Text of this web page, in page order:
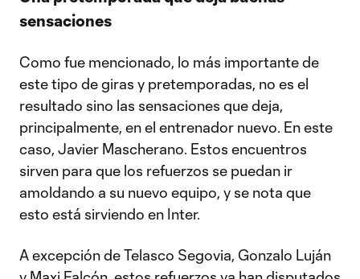
sensaciones
Como fue mencionado, lo más importante de
este tipo de giras y pretemporadas, no es el
resultado sino las sensaciones que deja,
principalmente, en el entrenador nuevo. En este
caso, Javier Mascherano. Estos encuentros
sirven para que los refuerzos se puedan ir
amoldando a su nuevo equipo, y se nota que
esto está sirviendo en Inter.
A excepción de Telasco Segovia, Gonzalo Luján